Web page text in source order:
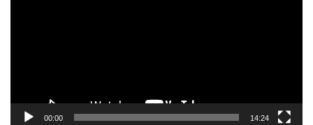
00:00 14:24